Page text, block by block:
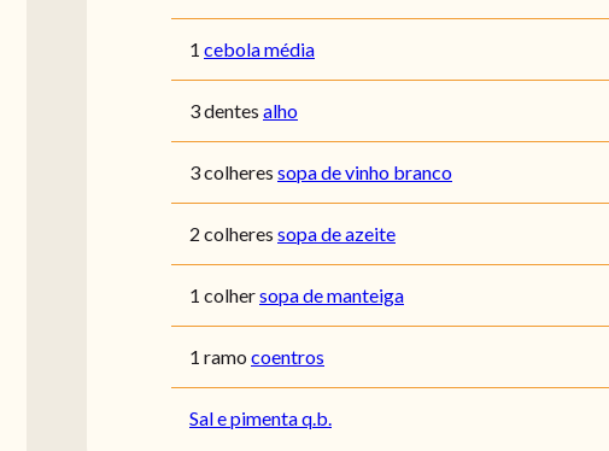
1 cebola média
3 dentes alho
3 colheres sopa de vinho branco
2 colheres sopa de azeite
1 colhersopa de manteiga
1 ramo coentros
Sal e pimenta q.b.